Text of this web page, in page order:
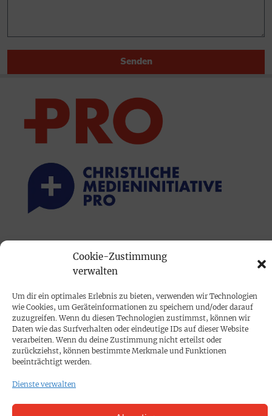
Cookie-Zustimmung
verwalten
Um dir ein optimales Erlebnis zu bieten, verwenden wir Technologien
wie Cookies, um Geräteinformationen zu speichern und/oder darauf
zuzugreifen. Wenn du diesen Technologien zustimmst, können wir
Daten wie das Surfverhalten oder eindeutige IDs auf dieser Website
verarbeiten. Wenn du deine Zustimmung nicht erteilst oder
zurückziehst, können bestimmte Merkmale und Funktionen
beeinträchtigt werden.
Dienste verwalten
Senden
PRINTAUSGABE
Mediadaten
PROKOMPAKT
Impressum
SPENDEN
KONTAKT